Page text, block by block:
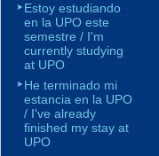
Estoy estudiando
en la UPO este
semestre / I'm
currently studying
at UPO
He terminado mi
estancia en la UPO
/ I've already
finished my stay at
UPO